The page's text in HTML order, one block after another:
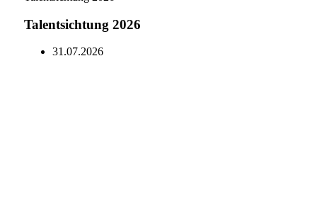
Talentsichtung 2026
31.07.2026